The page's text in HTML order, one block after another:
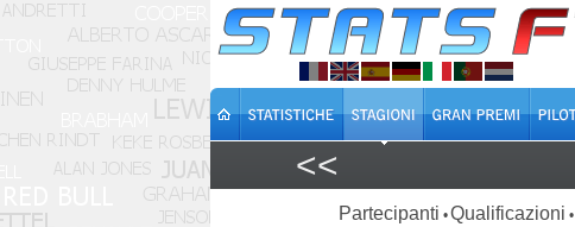
<<
Partecipanti •Qualificazioni •